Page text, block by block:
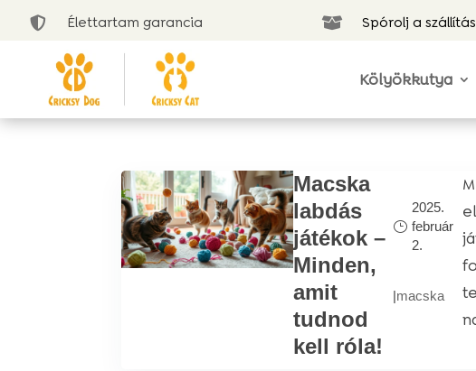
 Élettartam garancia  Spórolj a
Kölyökkutya
Macska
labdás
játékok –
Minden,
amit
tudnod
kell róla!
2025.
február
2.
|macska